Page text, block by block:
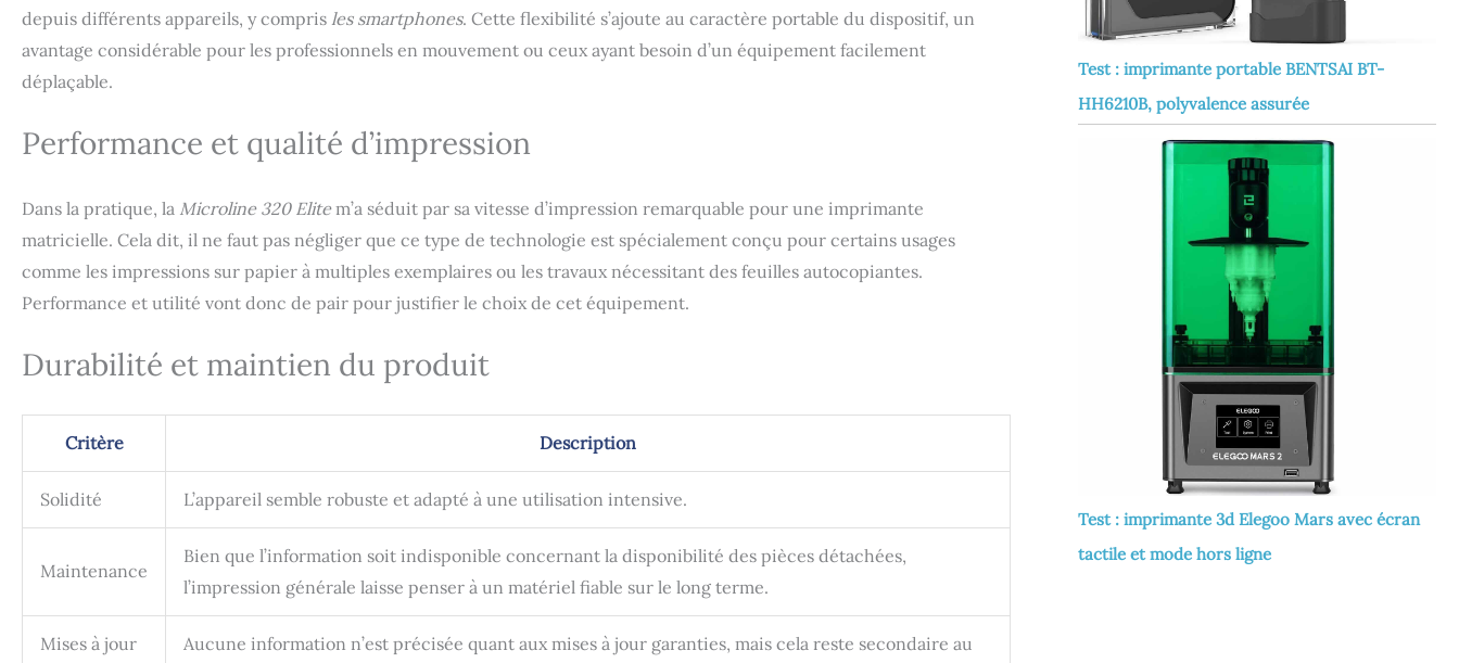
depuis différents appareils, y compris les smartphones. Cette flexibilité s’ajoute au caractère portable du dispositif, un
avantage considérable pour les professionnels en mouvement ou ceux ayant besoin d’un équipement facilement
déplaçable.
Performance et qualité d’impression
Dans la pratique, la Microline 320 Elitem’a séduit par sa vitesse d’impression remarquable pour une imprimante
matricielle. Cela dit, il ne faut pas négliger que ce type de technologie est spécialement conçu pour certains usages
comme les impressions sur papier à multiples exemplaires ou les travaux nécessitant des feuilles autocopiantes.
Performance et utilité vont donc de pair pour justifier le choix de cet équipement.
Durabilité et maintien du produit
Critère Description
Solidité L’appareil semble robuste et adapté à une utilisation intensive.
Maintenance
Bien que l’information soit indisponible concernant la disponibilité des pièces détachées,
l’impression générale laisse penser à un matériel fiable sur le long terme.
Mises à jour
Aucune information n’est précisée quant aux mises à jour garanties, mais cela reste secondaire au
Test : imprimante portable BENTSAI BT-
HH6210B, polyvalence assurée
Test : imprimante 3d Elegoo Mars avec écran
tactile et mode hors ligne